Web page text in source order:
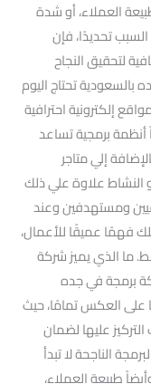
العملاء، أو شدة
تحديدًا، فإن
لتحقيق النجاح
بالسعودية تحتاج اليوم
إلكترونية احترافية
أنظمة برمجية تساعد
إلي متاجر
النشاط علاوة علي ذلك
ومستهدفين وعند
فهمًا عميقًا للأعمال،
ما الذي يميز شركة
برمجة في جده
على العكس تمامًا، حيث
عليها لضمان
البرمجة الناجحة لا تبدأ
طبيعة العملاء،